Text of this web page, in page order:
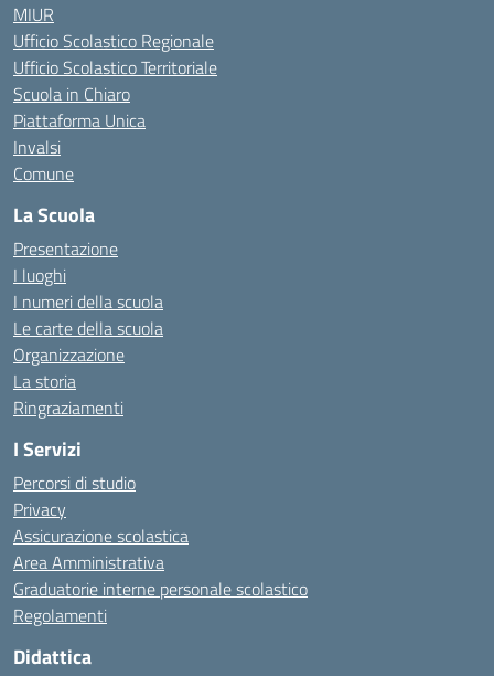
MIUR
Ufficio Scolastico Regionale
Ufficio Scolastico Territoriale
Scuola in Chiaro
Piattaforma Unica
Invalsi
Comune
La Scuola
Presentazione
I luoghi
I numeri della scuola
Le carte della scuola
Organizzazione
La storia
Ringraziamenti
I Servizi
Percorsi di studio
Privacy
Assicurazione scolastica
Area Amministrativa
Graduatorie interne personale scolastico
Regolamenti
Didattica